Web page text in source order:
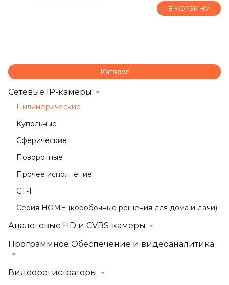
В КОРЗИНУ
Каталог
Сетевые IP-камеры
Цилиндрические
Купольные
Сферические
Поворотные
Прочее исполнение
СТ-1
Серия HOME (коробочные решения для дома и дачи)
Аналоговые HD и CVBS-камеры
Программное Обеспечение и видеоаналитика
Видеорегистраторы